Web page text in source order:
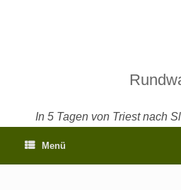
In 5 Tagen von Triest nach
Menü